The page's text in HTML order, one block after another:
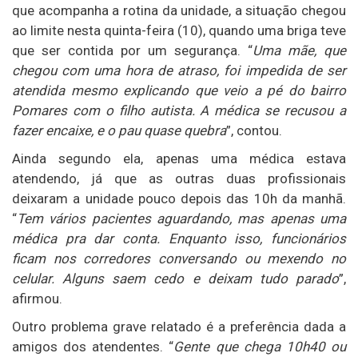
que acompanha a rotina da unidade, a situação chegou
ao limite nesta quinta-feira (10), quando uma briga teve
que ser contida por um segurança. “Uma mãe, que
chegou com uma hora de atraso, foi impedida de ser
atendida mesmo explicando que veio a pé do bairro
Pomares com o filho autista. A médica se recusou a
fazer encaixe, e o pau quase quebra”, contou.
Ainda segundo ela, apenas uma médica estava
atendendo, já que as outras duas profissionais
deixaram a unidade pouco depois das 10h da manhã.
“Tem vários pacientes aguardando, mas apenas uma
médica pra dar conta. Enquanto isso, funcionários
ficam nos corredores conversando ou mexendo no
celular. Alguns saem cedo e deixam tudo parado”,
afirmou.
Outro problema grave relatado é a preferência dada a
amigos dos atendentes. “Gente que chega 10h40 ou